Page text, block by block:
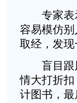
专家表示
容易模仿
取经，发
盲目跟风
情大打折
计图书，